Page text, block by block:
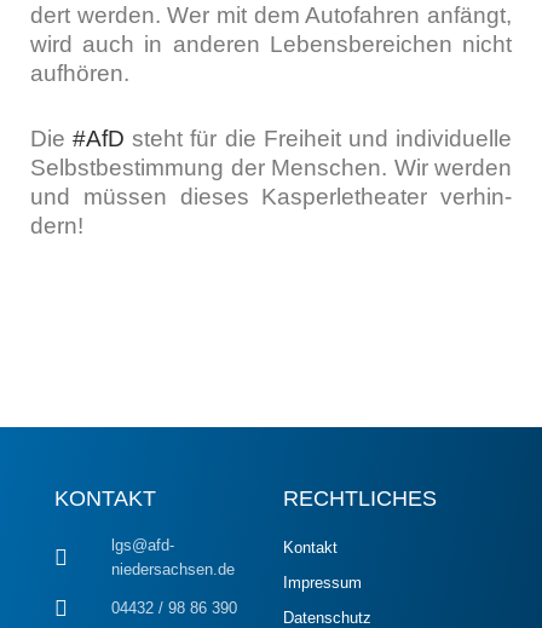
dert wer­den. Wer mit dem Auto­fah­ren anfängt,
wird auch in ande­ren Lebens­be­rei­chen nicht
auf­hö­ren.
Die#AfD steht für die Frei­heit und indi­vi­du­el­le
Selbst­be­stim­mung der Men­schen. Wir wer­den
und müs­sen die­ses Kas­per­le­thea­ter ver­hin­
dern!
KONTAKT
lgs@afd-
niedersachsen.de
04432 / 98 86 390
RECHTLICHES
Kontakt
Impressum
Datenschutz